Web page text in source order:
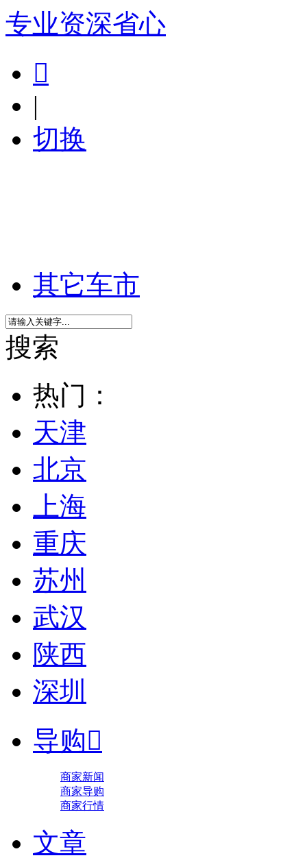
专业资深省心

|
切换
其它车市
搜索
热门：
天津
北京
上海
重庆
苏州
武汉
陕西
深圳
导购
商家新闻
商家导购
商家行情
文章